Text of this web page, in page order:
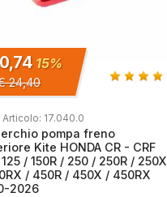
15%
24,40
Articolo: 17.040.0
pompa freno
Kite HONDA CR - CRF
/ 150R / 250 / 250R / 250X
/ 450R / 450X / 450RX
2026